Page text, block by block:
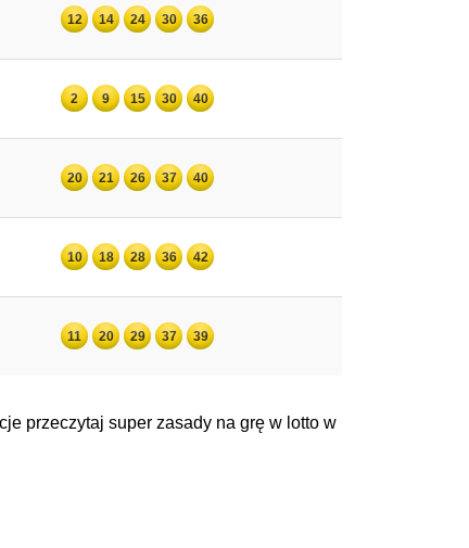
12 14 24 30 36
2 9 15 30 40
20 21 26 37 40
10 18 28 36 42
11 20 29 37 39
przeczytaj super zasady na grę w lotto w